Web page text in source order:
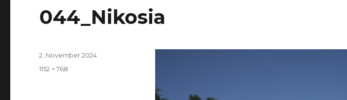
044_Nikosia
Veröffentlicht
am
2. November 2024
Volle
1152 × 768